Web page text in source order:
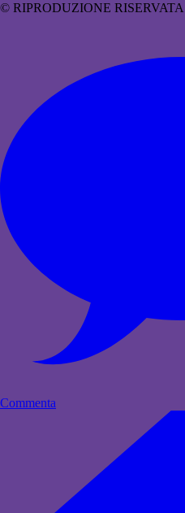
© RIPRODUZIONE RISERVATA
Commenta